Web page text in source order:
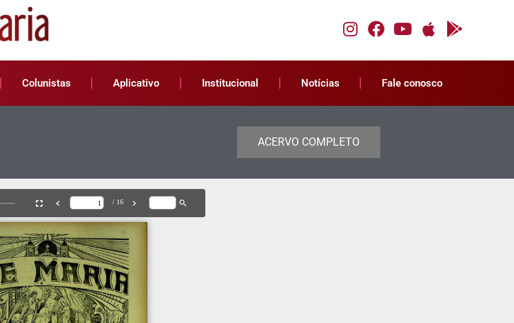
Colunistas Aplicativo Institucional Notícias Fale conosco
ACERVO COMPLETO